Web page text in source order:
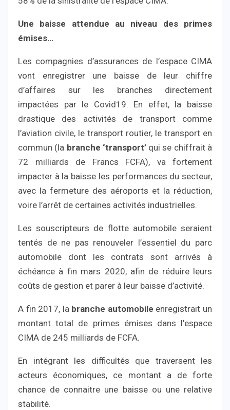
Une baisse attendue au niveau des primes
émises…
Les compagnies d’assurances de l’espace CIMA
vont enregistrer une baisse de leur chiffre
d’affaires sur les branches directement
impactées par le Covid19. En effet, la baisse
drastique des activités de transport comme
l’aviation civile, le transport routier, le transport en
commun (la branche ‘transport’qui se chiffrait à
72 milliards de Francs FCFA), va fortement
impacter à la baisse les performances du secteur,
avec la fermeture des aéroports et la réduction,
voire l’arrêt de certaines activités industrielles.
Les souscripteurs de flotte automobile seraient
tentés de ne pas renouveler l’essentiel du parc
automobile dont les contrats sont arrivés à
échéance à fin mars 2020, afin de réduire leurs
coûts de gestion et parer à leur baisse d’activité.
A fin 2017, la branche automobile enregistrait un
montant total de primes émises dans l’espace
CIMA de 245 milliards de FCFA.
En intégrant les difficultés que traversent les
acteurs économiques, ce montant a de forte
chance de connaitre une baisse ou une relative
stabilité.